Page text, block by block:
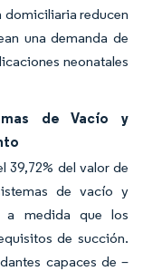
domiciliaria reducen
una demanda de
neonatales
de Vacío y
39,72% del valor de
de vacío y
a medida que los
de succión.
capaces de –